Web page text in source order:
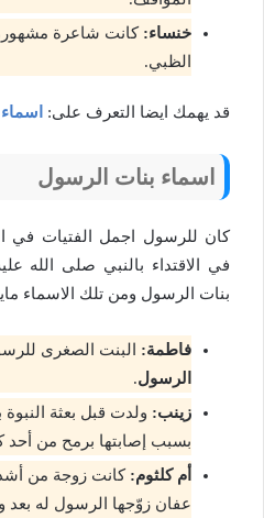
خنساء:كانت شاعرة
الظبي.
قد يهمك ايضا التعرف على:
اسماء بنات الرسول
كان للرسول اجمل الفتيات في
في الاقتداء بالنبي صلى الله
بنات الرسول ومن تلك الاسماء
فاطمة: البنت الصغرى
الرسول.
زينب: ولدت قبل بعثة
بسبب إصابتها برمح من أحد
أم كلثوم: كانت زوجة من
عفان زوّجها الرسول له بعد